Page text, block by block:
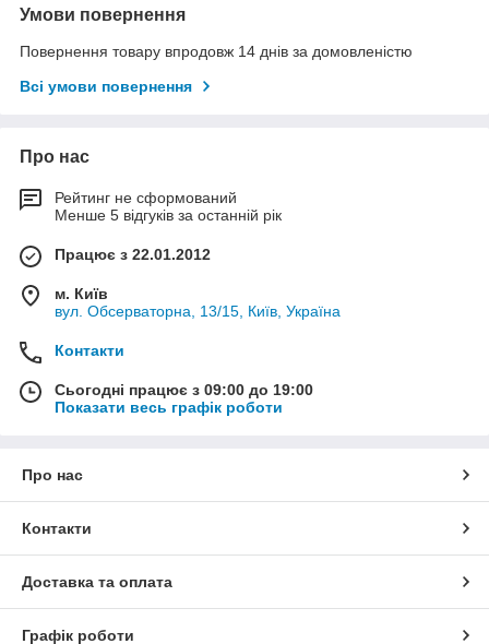
Умови повернення
Повернення товару впродовж 14 днів за домовленістю
Всі умови повернення
Про нас
Рейтинг не сформований
Менше 5 відгуків за останній рік
Працює з 22.01.2012
м. Київ
вул. Обсерваторна, 13/15, Київ, Україна
Контакти
Сьогодні працює з 09:00 до 19:00
Показати весь графік роботи
Про нас
Контакти
Доставка та оплата
Графік роботи